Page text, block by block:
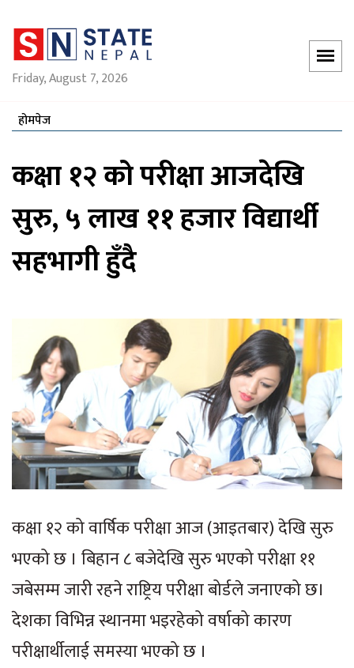
Friday, August 7, 2026
होमपेज
कक्षा १२ को परीक्षा आजदेखि
सुरु, ५ लाख ११ हजार विद्यार्थी
सहभागी हुँदै
कक्षा १२ को वार्षिक परीक्षा आज (आइतबार) देखि सुरु
भएको छ । बिहान ८ बजेदेखि सुरु भएको परीक्षा ११
जबेसम्म जारी रहने राष्ट्रिय परीक्षा बोर्डले जनाएको छ।
देशका विभिन्न स्थानमा भइरहेको वर्षाको कारण
परीक्षार्थीलाई समस्या भएको छ ।